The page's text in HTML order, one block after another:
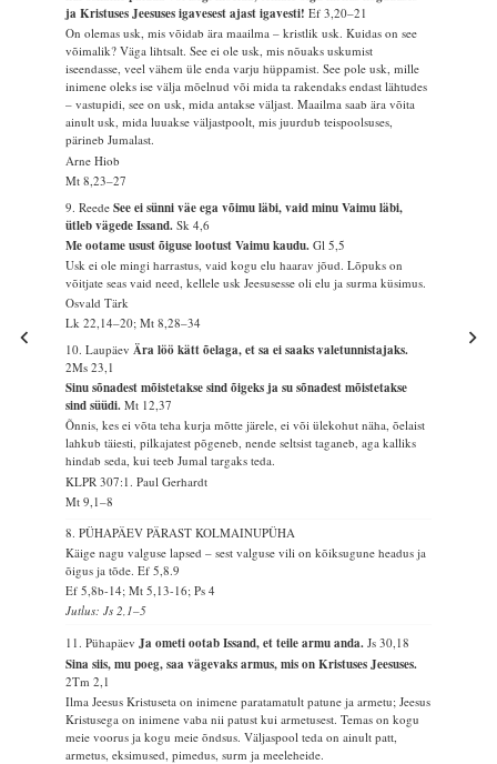
ja Kristuses Jeesuses igavesest ajast igavesti!Ef 3,20–21
On olemas usk, mis võidab ära maailma – kristlik usk. Kuidas on see
võimalik? Väga lihtsalt. See ei ole usk, mis nõuaks uskumist
iseendasse, veel vähem üle enda varju hüppamist. See pole usk, mille
inimene oleks ise välja mõelnud või mida ta rakendaks endast lähtudes
– vastupidi, see on usk, mida antakse väljast. Maailma saab ära võita
ainult usk, mida luuakse väljastpoolt, mis juurdub teispoolsuses,
pärineb Jumalast.
Arne Hiob
Mt 8,23–27
9. ReedeSee ei sünni väe ega võimu läbi, vaid minu Vaimu läbi,
ütleb vägede Issand.Sk 4,6
Me ootame usust õiguse lootust Vaimu kaudu.Gl 5,5
Usk ei ole mingi harrastus, vaid kogu elu haarav jõud. Lõpuks on
võitjate seas vaid need, kellele usk Jeesusesse oli elu ja surma küsimus.
Osvald Tärk
Lk 22,14–20; Mt 8,28–34
10. Laupäev Ära löö kätt õelaga, et sa ei saaks valetunnistajaks.
2Ms 23,1
Sinu sõnadest mõistetakse sind õigeks ja su sõnadest mõistetakse
sind süüdi.Mt 12,37
Õnnis, kes ei võta teha kurja mõtte järele, ei või ülekohut näha, õelaist
lahkub täiesti, pilkajatest põgeneb, nende seltsist taganeb, aga kalliks
hindab seda, kui teeb Jumal targaks teda.
KLPR 307:1. Paul Gerhardt
Mt 9,1–8
8. PÜHAPÄEV PÄRAST KOLMAINUPÜHA
Käige nagu valguse lapsed – sest valguse vili on kõiksugune headus ja
õigus ja tõde.Ef 5,8.9
Ef 5,8b-14; Mt 5,13-16; Ps 4
Jutlus: Js 2,1–5
11. PühapäevJa ometi ootab Issand, et teile armu anda.Js 30,18
Sina siis, mu poeg, saa vägevaks armus, mis on Kristuses Jeesuses.
2Tm 2,1
Ilma Jeesus Kristuseta on inimene paratamatult patune ja armetu; Jeesus
Kristusega on inimene vaba nii patust kui armetusest. Temas on kogu
meie voorus ja kogu meie õndsus. Väljaspool teda on ainult patt,
armetus, eksimused, pimedus, surm ja meeleheide.